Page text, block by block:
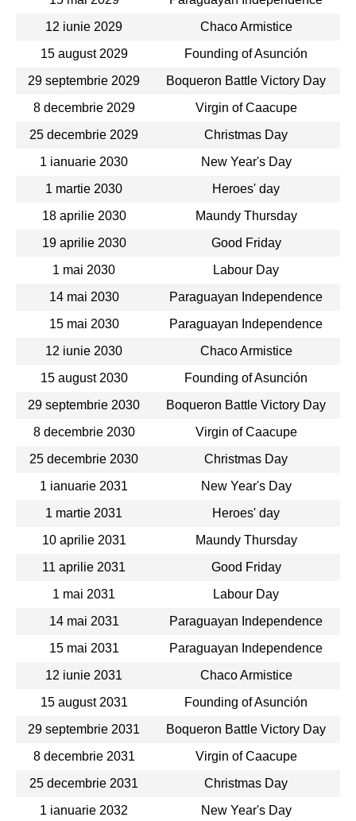
12 iunie 2029
Chaco Armistice
15 august 2029
Founding of Asunción
29 septembrie 2029
Boqueron Battle Victory Day
8 decembrie 2029
Virgin of Caacupe
25 decembrie 2029
Christmas Day
1 ianuarie 2030
New Year's Day
1 martie 2030
Heroes' day
18 aprilie 2030
Maundy Thursday
19 aprilie 2030
Good Friday
1 mai 2030
Labour Day
14 mai 2030
Paraguayan Independence
15 mai 2030
Paraguayan Independence
12 iunie 2030
Chaco Armistice
15 august 2030
Founding of Asunción
29 septembrie 2030
Boqueron Battle Victory Day
8 decembrie 2030
Virgin of Caacupe
25 decembrie 2030
Christmas Day
1 ianuarie 2031
New Year's Day
1 martie 2031
Heroes' day
10 aprilie 2031
Maundy Thursday
11 aprilie 2031
Good Friday
1 mai 2031
Labour Day
14 mai 2031
Paraguayan Independence
15 mai 2031
Paraguayan Independence
12 iunie 2031
Chaco Armistice
15 august 2031
Founding of Asunción
29 septembrie 2031
Boqueron Battle Victory Day
8 decembrie 2031
Virgin of Caacupe
25 decembrie 2031
Christmas Day
1 ianuarie 2032
New Year's Day